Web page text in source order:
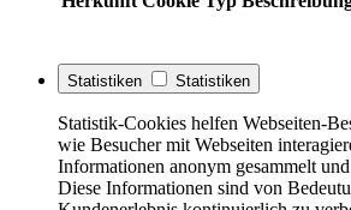
Statistiken Statistiken
Statistik-Cookies helfen Webseiten-
wie Besucher mit Webseiten
Informationen anonym gesammelt
Diese Informationen sind von